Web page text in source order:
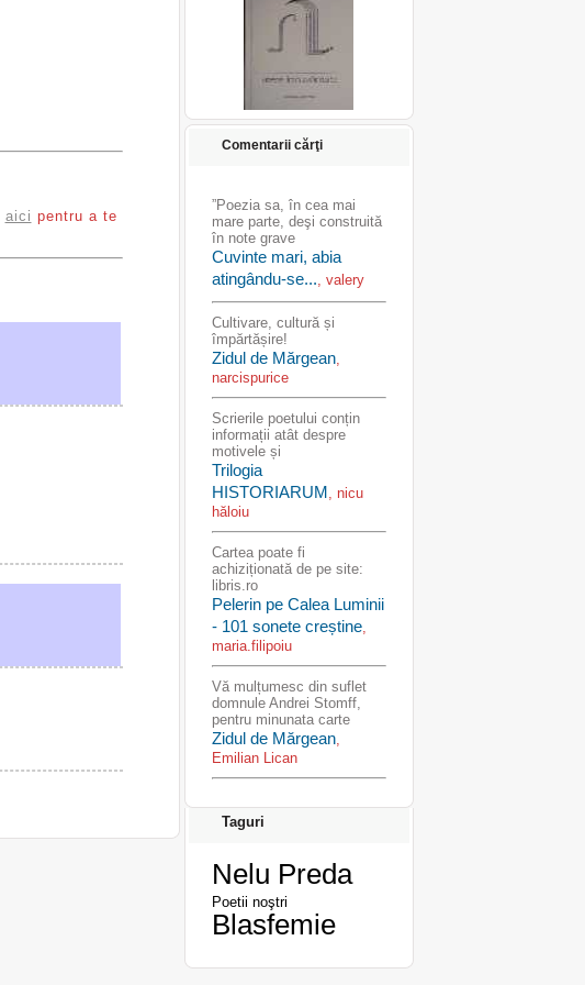
aici pentru a te
Comentarii cărţi
”Poezia sa, în cea mai
mare parte, deşi construită
în note grave
Cuvinte mari, abia
atingându-se..., valery
Cultivare, cultură și
împărtășire!
Zidul de Mărgean,
narcispurice
Scrierile poetului conțin
informații atât despre
motivele și
Trilogia
HISTORIARUM, nicu
hăloiu
Cartea poate fi
achiziționată de pe site:
libris.ro
Pelerin pe Calea Luminii
- 101 sonete creștine,
maria.filipoiu
Vă mulțumesc din suflet
domnule Andrei Stomff,
pentru minunata carte
Zidul de Mărgean,
Emilian Lican
Taguri
Nelu Preda
Poetii noştri
Blasfemie